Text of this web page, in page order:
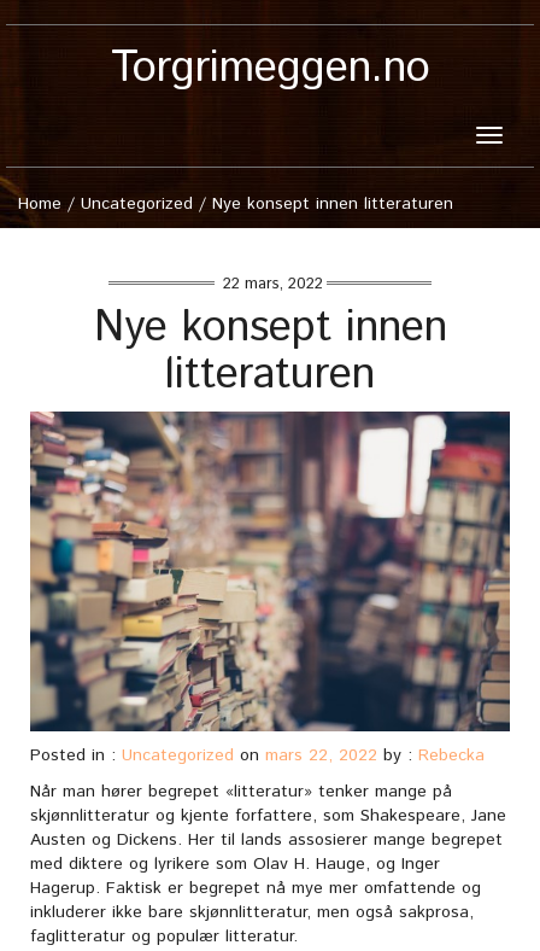
Torgrimeggen.no
Toggle
Home / Uncategorized / Nye konsept innen litteraturen
22 mars, 2022
Nye konsept innen
litteraturen
Posted in : Uncategorized on mars 22, 2022 by : Rebecka
Når man hører begrepet «litteratur» tenker mange på
skjønnlitteratur og kjente forfattere, som Shakespeare, Jane
Austen og Dickens. Her til lands assosierer mange begrepet
med diktere og lyrikere som Olav H. Hauge, og Inger
Hagerup. Faktisk er begrepet nå mye mer omfattende og
inkluderer ikke bare skjønnlitteratur, men også sakprosa,
faglitteratur og populær litteratur.